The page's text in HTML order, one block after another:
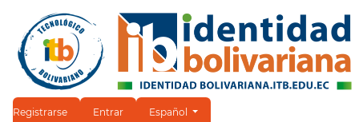
Registrarse Entrar Cambiar el idioma. El idioma actual es:
Español